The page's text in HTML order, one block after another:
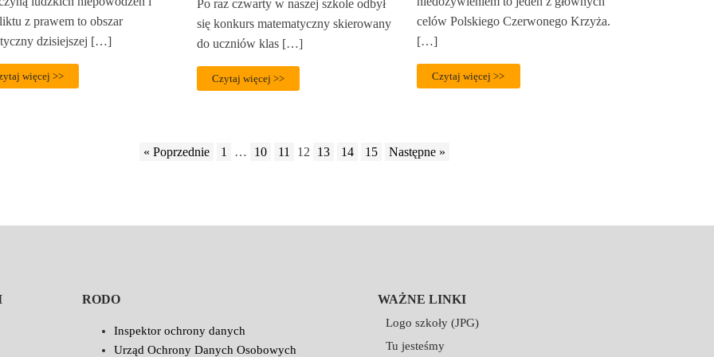
z prawem to obszar
dzisiejszej […]
więcej >>
Po raz czwarty w naszej szkole odbył
się konkurs matematyczny skierowany
do uczniów klas […]
Czytaj więcej >>
celów Polskiego Czerwonego Krzyża.
[…]
Czytaj więcej >>
« Poprzednie 1 … 10 11 12 13 14 15 Następne »
RODO
Inspektor ochrony danych
Urząd Ochrony Danych Osobowych
WAŻNE LINKI
Logo szkoły (JPG)
Tu jesteśmy